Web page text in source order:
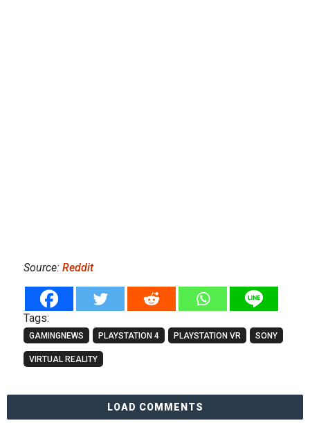
Source: Reddit
Tags:
GAMINGNEWS PLAYSTATION 4 PLAYSTATION VR SONY
VIRTUAL REALITY
LOAD COMMENTS